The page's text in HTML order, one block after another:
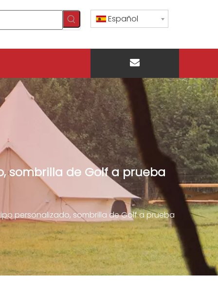
Español
CONTÁCTENOS
sombrilla de Golf a prueba
personalizado, sombrilla de Golf a prueba